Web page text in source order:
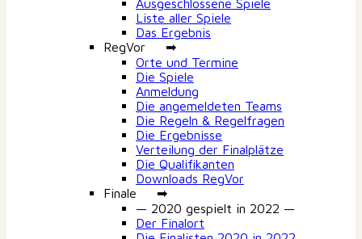
Ausgeschlossene Spiele
Liste aller Spiele
Das Ergebnis
RegVor ➡
Orte und Termine
Die Spiele
Anmeldung
Die angemeldeten Teams
Die Regeln & Regelfragen
Die Ergebnisse
Verteilung der Finalplätze
Die Qualifikanten
Downloads RegVor
Finale ➡
— 2020 gespielt in 2022 —
Der Finalort